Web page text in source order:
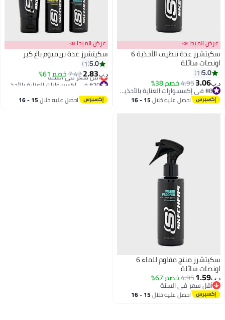
عرض الميجا 📣
سكيتشرز عدة تنظيف الأحذية 6
اونصات سائلة
5.0
1
د.ب‏3.06
4.95خصم 38%
#8 في إكسسوارات العناية بالأحذية الرجالية
احصل عليه خلال 15 - 16
عرض الميجا 📣
سكيتشرز عدة بريميوم باغ كير
5.0
1
د.ب‏2.83
7.42خصم 61%
أقل سعر في السنة
احصل عليه خلال 15 - 16
سكيتشرز منتج مقاوم للماء 6
اونصات سائلة
د.ب‏1.59
4.95خصم 67%
أقل سعر في السنة
أقل سعر في السنة
احصل عليه خلال 15 - 16